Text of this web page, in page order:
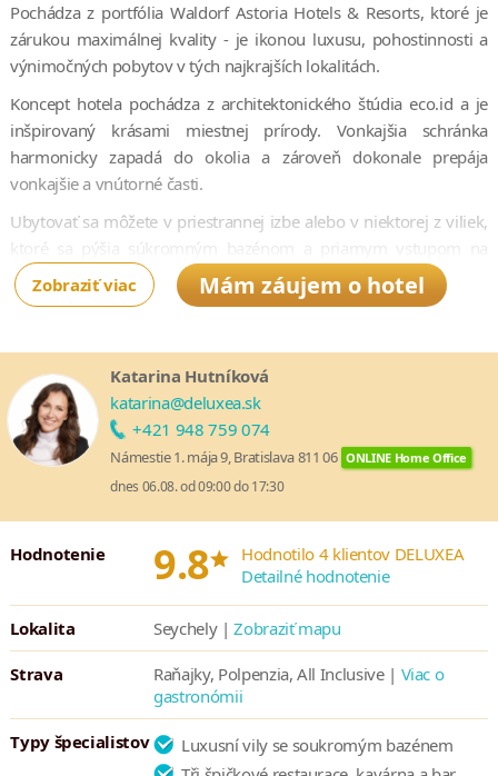
Pochádza z portfólia Waldorf Astoria Hotels & Resorts, ktoré je
zárukou maximálnej kvality - je ikonou luxusu, pohostinnosti a
výnimočných pobytov v tých najkrajších lokalitách.
Koncept hotela pochádza z architektonického štúdia eco.id a je
inšpirovaný krásami miestnej prírody. Vonkajšia schránka
harmonicky zapadá do okolia a zároveň dokonale prepája
vonkajšie a vnútorné časti.
Ubytovať sa môžete v priestrannej izbe alebo v niektorej z viliek,
ktoré sa pýšia súkromným bazénom a priamym vstupom na
pláž. Súčasťou hotela je šesť prvotriednych podnikov – od
kaviarne, baru pri bazéne, baru na večerný drink, až po
kuchyňou. Zakúste všetky výnimočné chute a nové zážitky -
potopte sa pod hladinu Indického oceánu a objavte tajomstvá
koralového útesu alebo sa vydajte rybárčiť. Nechýba tu ani fitness
centrum, letné kino a tenisové kurty.
Bezplatné služby pre hostí hotela zahŕňajú:
• Príslušenstvo na prípravu čaju a kávy na izbe
• Fitness centrum otvorené 24 hodín denne
• Tenisový kurt, kurt na padel a wellness vybavenie
• Bicykle na zapožičanie
• Buggy servis na zavolanie
• Výber voľnočasových aktivít (vybrané aktivity zadarmo)
• Detský klub
Zobraziť viac Mám záujem o hotel
Katarina Hutníková
katarina@deluxea.sk
+421 948 759 074
Námestie 1. mája 9, Bratislava 811 06 ONLINE Home Office
dnes 06.08. od 09:00 do 17:30
Hodnotenie 9.8* Hodnotilo 4 klientov DELUXEA
Detailné hodnotenie
Lokalita Seychely |Zobraziť mapu
Strava Raňajky, Polpenzia, All Inclusive | Viac o
gastronómii
Typy špecialistov
Luxusní vily se soukromým bazénem